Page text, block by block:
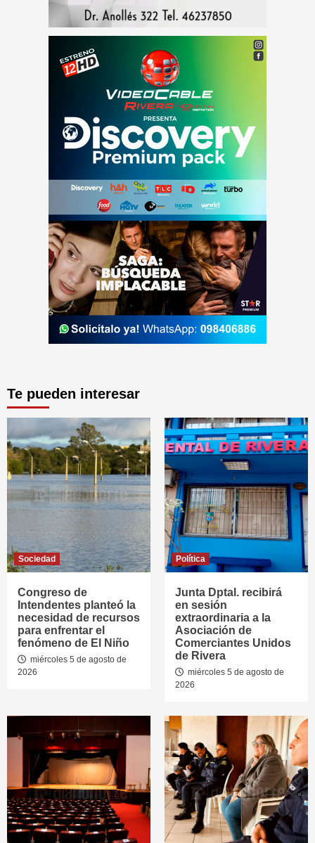
Te pueden interesar
Sociedad
Congreso de
Intendentes planteó la
necesidad de recursos
para enfrentar el
fenómeno de El Niño
miércoles 5 de agosto de
2026
Política
Junta Dptal. recibirá
en sesión
extraordinaria a la
Asociación de
Comerciantes Unidos
de Rivera
miércoles 5 de agosto de
2026